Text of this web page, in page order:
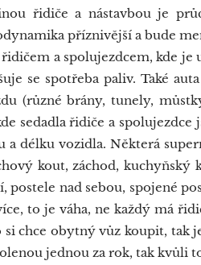
řidiče a nástavbou je
příznivější a bude
a spolujezdcem, kde je
se spotřeba paliv. Také
(různé brány, tunely,
sedadla řidiče a spolujezdce
a délku vozidla. Některá
kout, záchod, kuchyňský
postele nad sebou, spojené
to je váha, ne každý má
si chce obytný vůz koupit, tak
jednou za rok, tak kvůli